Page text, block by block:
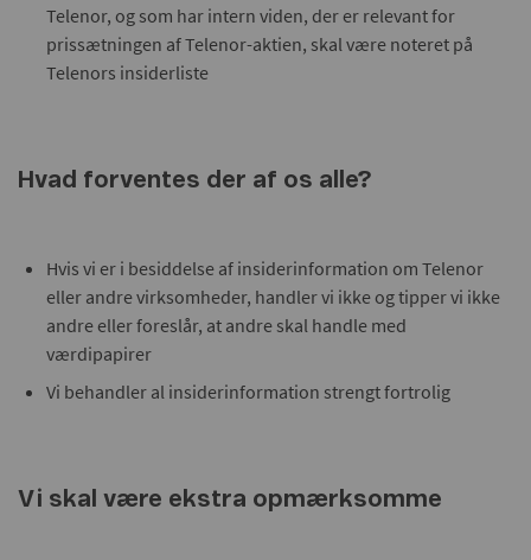
Telenor, og som har intern viden, der er relevant for
prissætningen af Telenor-aktien, skal være noteret på
Telenors insiderliste
Hvad forventes der af os alle?
Hvis vi er i besiddelse af insiderinformation om Telenor
eller andre virksomheder, handler vi ikke og tipper vi ikke
andre eller foreslår, at andre skal handle med
værdipapirer
Vi behandler al insiderinformation strengt fortrolig
Vi skal være ekstra opmærksomme